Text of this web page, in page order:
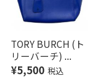
TORY BURCH (ト
リーバーチ) ...
¥5,500 税込